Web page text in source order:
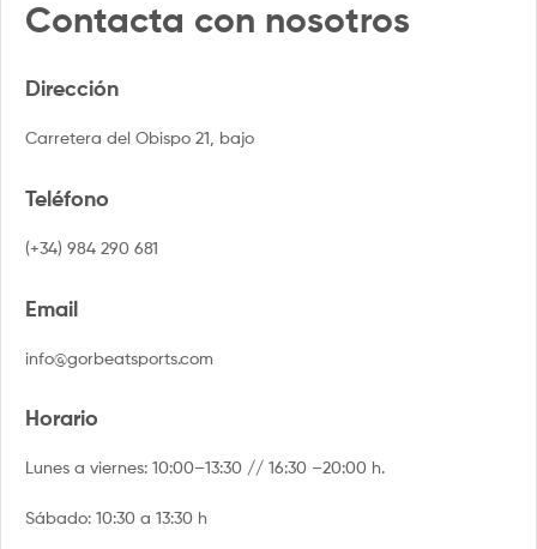
Contacta con nosotros
Dirección
Carretera del Obispo 21, bajo
Teléfono
(+34) 984 290 681
Email
info@gorbeatsports.com
Horario
Lunes a viernes: 10:00–13:30 // 16:30 –20:00 h.
Sábado: 10:30 a 13:30 h